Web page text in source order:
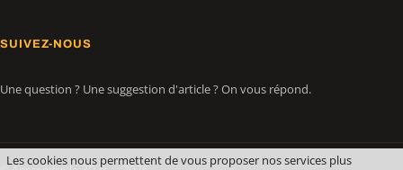
SUIVEZ-NOUS
Une question ? Une suggestion d'article ? On vous répond.
Les cookies nous permettent de vous proposer nos services plus